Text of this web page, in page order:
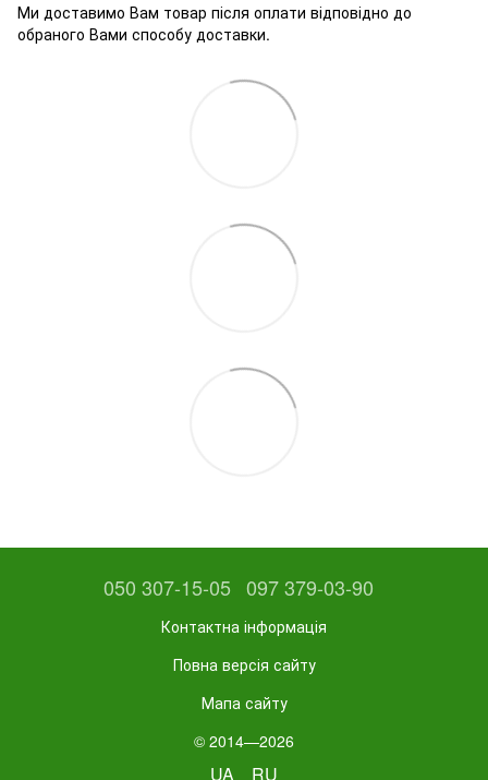
Ми доставимо Вам товар після оплати відповідно до
обраного Вами способу доставки.
050 307-15-05 097 379-03-90
Контактна інформація
Повна версія сайту
Мапа сайту
© 2014—2026
UA RU